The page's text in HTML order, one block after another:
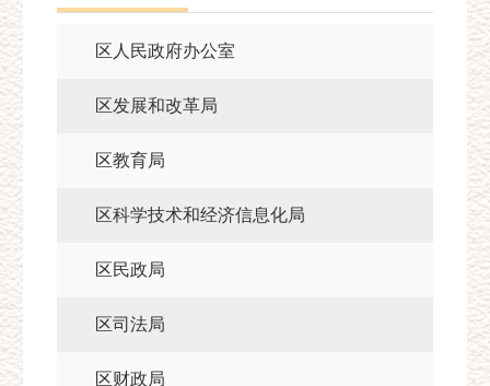
区人民政府办公室
区发展和改革局
区教育局
区科学技术和经济信息化局
区民政局
区司法局
区财政局